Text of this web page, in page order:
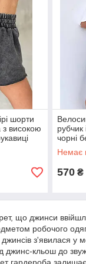
шорти
з високою
бавовна
рубчик
чорні
Немає
570 ₴
що джинси
робочого
з'явилася у
джинс-кльош до